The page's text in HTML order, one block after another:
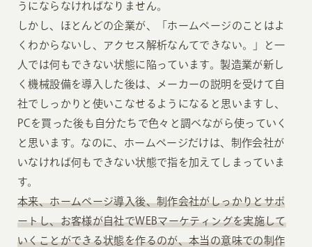
うにならなければなりません。
しかし、ほとんどの企業が、「ホームページのことはよ
くわからないし、アクセス解析なんてできない。」と一
人では何もできない状態に陥っています。製造業が新し
く機械設備を導入した後は、メーカーの説明を受けて自
社でしっかりと使いこなせるようになると思いますし、
PCを買った後も自分たちで色々と調べながら使っていく
と思います。なのに、ホームページだけは、制作会社が
いなければ何もできない状態で指を加えてしまっていま
す。
本来、ホームページ導入後、制作会社がしっかりとサポ
ートし、お客様が自社でWEBマーケティングを実施して
いくことができる状態を作るのが、本当の意味での制作